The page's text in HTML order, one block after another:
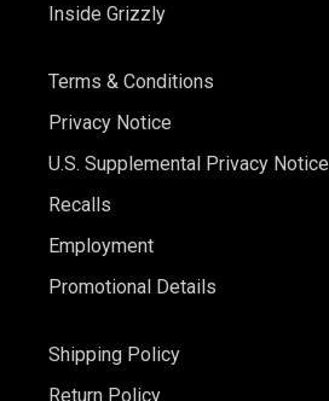
Inside Grizzly
Terms & Conditions
Privacy Notice
U.S. Supplemental Privacy Notice
Recalls
Employment
Promotional Details
Shipping Policy
Return Policy